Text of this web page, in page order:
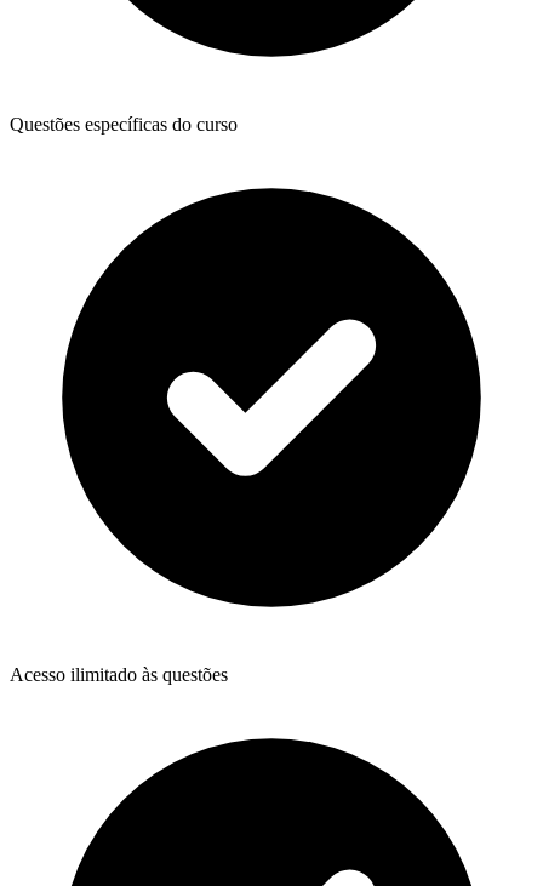
Questões específicas do curso
Acesso ilimitado às questões